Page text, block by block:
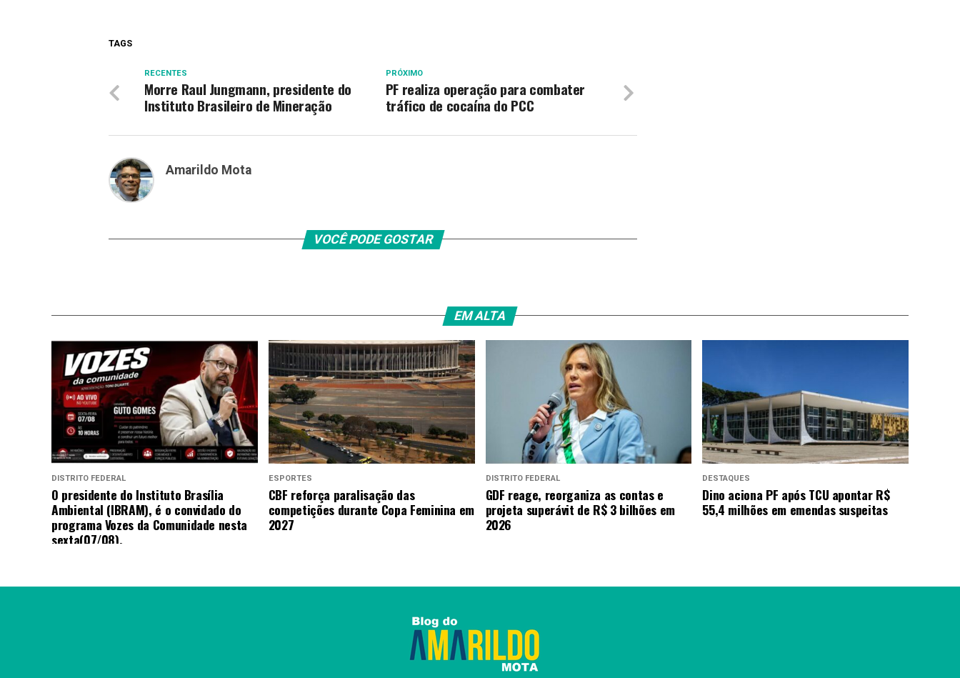
TAGS
PRÓXIMO
PF realiza operação para combater
tráfico de cocaína do PCC
RECENTES
Morre Raul Jungmann, presidente do
Instituto Brasileiro de Mineração
Amarildo Mota
VOCÊ PODE GOSTAR
EM ALTA
DISTRITO FEDERAL
O presidente do Instituto Brasília
Ambiental (IBRAM), é o convidado do
programa Vozes da Comunidade nesta
sexta(07/08).
ESPORTES
CBF reforça paralisação das
competições durante Copa Feminina em
2027
DISTRITO FEDERAL
GDF reage, reorganiza as contas e
projeta superávit de R$ 3 bilhões em
2026
DESTAQUES
Dino aciona PF após TCU apontar R$
55,4 milhões em emendas suspeitas